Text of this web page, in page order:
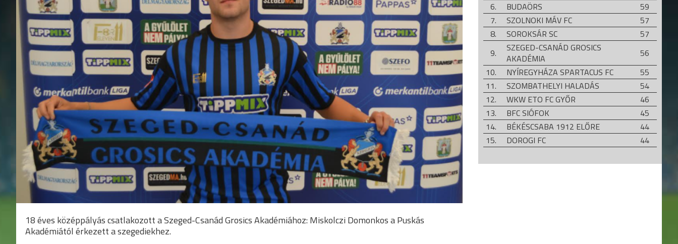
18 éves középpályás csatlakozott a Szeged-Csanád Grosics Akadémiához: Miskolczi Domonkos a Puskás
Akadémiától érkezett a szegediekhez.
6.
BUDAÖRS
59
7.
SZOLNOKI MÁV FC
57
8.
SOROKSÁR SC
57
9.
SZEGED-CSANÁD GROSICS
AKADÉMIA
56
10.
NYÍREGYHÁZA SPARTACUS FC
55
11.
SZOMBATHELYI HALADÁS
54
12.
WKW ETO FC GYŐR
46
13.
BFC SIÓFOK
45
14.
BÉKÉSCSABA 1912 ELŐRE
44
15.
DOROGI FC
44
17.
AQVITAL FC CSÁKVÁR
38